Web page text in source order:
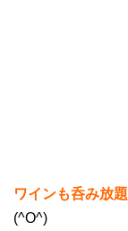
ワインも呑み放題
(^O^)